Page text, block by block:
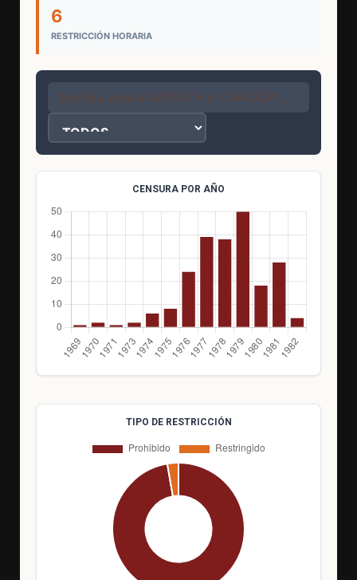
6
RESTRICCIÓN HORARIA
CENSURA POR AÑO
TIPO DE RESTRICCIÓN